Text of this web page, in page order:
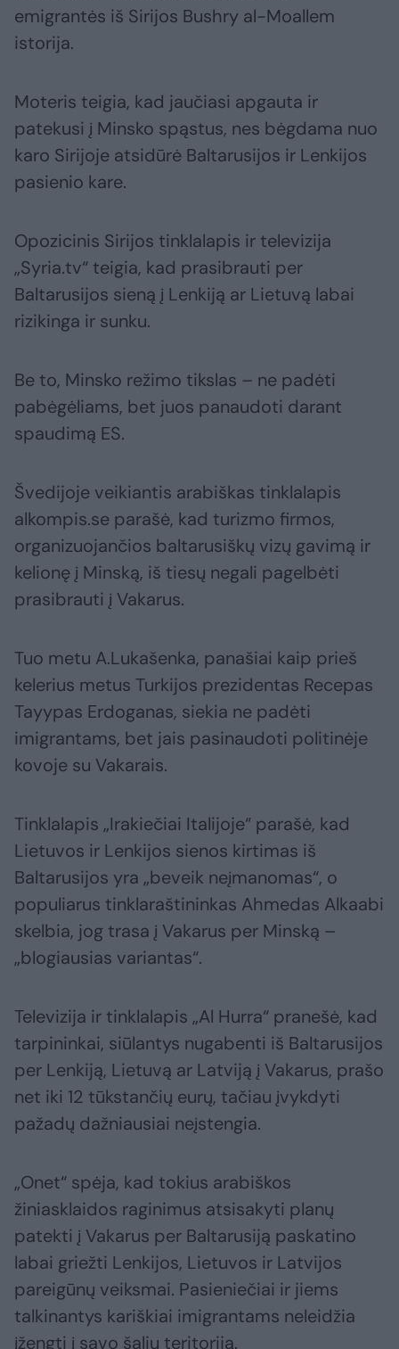
emigrantės iš Sirijos Bushry al-Moallem
istorija.
Moteris teigia, kad jaučiasi apgauta ir
patekusi į Minsko spąstus, nes bėgdama nuo
karo Sirijoje atsidūrė Baltarusijos ir Lenkijos
pasienio kare.
Opozicinis Sirijos tinklalapis ir televizija
„Syria.tv“ teigia, kad prasibrauti per
Baltarusijos sieną į Lenkiją ar Lietuvą labai
rizikinga ir sunku.
Be to, Minsko režimo tikslas – ne padėti
pabėgėliams, bet juos panaudoti darant
spaudimą ES.
Švedijoje veikiantis arabiškas tinklalapis
alkompis.se parašė, kad turizmo firmos,
organizuojančios baltarusiškų vizų gavimą ir
kelionę į Minską, iš tiesų negali pagelbėti
prasibrauti į Vakarus.
Tuo metu A.Lukašenka, panašiai kaip prieš
kelerius metus Turkijos prezidentas Recepas
Tayypas Erdoganas, siekia ne padėti
imigrantams, bet jais pasinaudoti politinėje
kovoje su Vakarais.
Tinklalapis „Irakiečiai Italijoje“ parašė, kad
Lietuvos ir Lenkijos sienos kirtimas iš
Baltarusijos yra „beveik neįmanomas“, o
populiarus tinklaraštininkas Ahmedas Alkaabi
skelbia, jog trasa į Vakarus per Minską –
„blogiausias variantas“.
Televizija ir tinklalapis „Al Hurra“ pranešė, kad
tarpininkai, siūlantys nugabenti iš Baltarusijos
per Lenkiją, Lietuvą ar Latviją į Vakarus, prašo
net iki 12 tūkstančių eurų, tačiau įvykdyti
pažadų dažniausiai neįstengia.
„Onet“ spėja, kad tokius arabiškos
žiniasklaidos raginimus atsisakyti planų
patekti į Vakarus per Baltarusiją paskatino
labai griežti Lenkijos, Lietuvos ir Latvijos
pareigūnų veiksmai. Pasieniečiai ir jiems
talkinantys kariškiai imigrantams neleidžia
įžengti į savo šalių teritoriją.